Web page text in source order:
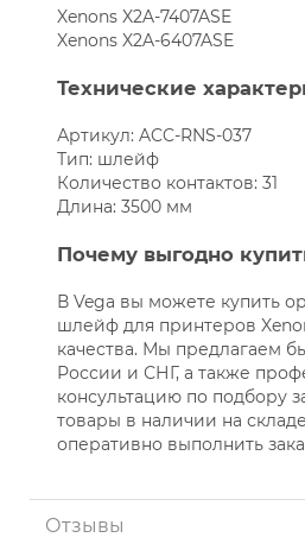
Xenons X2A-7407ASE
Xenons X2A-6407ASE
Технические
Артикул: ACC-RNS-037
Тип: шлейф
Количество контактов: 31
Длина: 3500 мм
Почему выгодно
В Vega вы можете купить
шлейф для принтеров
качества. Мы предлагаем
России и СНГ, а также
консультацию по подбору
товары в наличии на
оперативно выполнить
Отзывы